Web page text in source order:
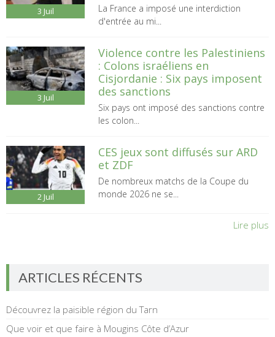
3 Juil
La France a imposé une interdiction
d'entrée au mi...
3 Juil
Violence contre les Palestiniens
: Colons israéliens en
Cisjordanie : Six pays imposent
des sanctions
Six pays ont imposé des sanctions contre
les colon...
2 Juil
CES jeux sont diffusés sur ARD
et ZDF
De nombreux matchs de la Coupe du
monde 2026 ne se...
Lire plus
ARTICLES RÉCENTS
Découvrez la paisible région du Tarn
Que voir et que faire à Mougins Côte d’Azur